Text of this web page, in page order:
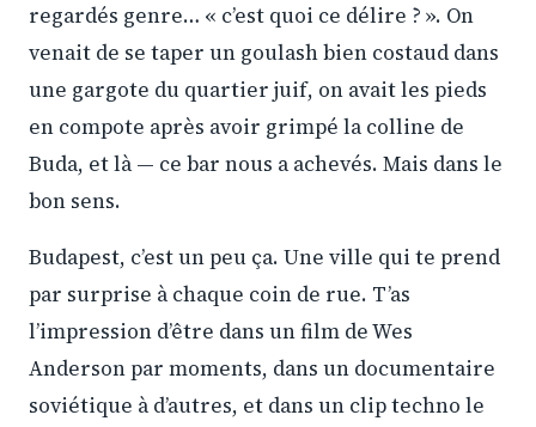
regardés genre… « c’est quoi ce délire ? ». On
venait de se taper un goulash bien costaud dans
une gargote du quartier juif, on avait les pieds
en compote après avoir grimpé la colline de
Buda, et là — ce bar nous a achevés. Mais dans le
bon sens.
Budapest, c’est un peu ça. Une ville qui te prend
par surprise à chaque coin de rue. T’as
l’impression d’être dans un film de Wes
Anderson par moments, dans un documentaire
soviétique à d’autres, et dans un clip techno le